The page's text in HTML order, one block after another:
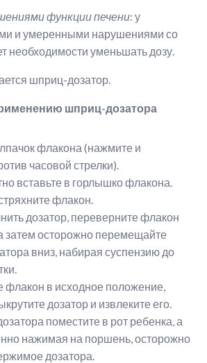
функции печени: у
и умеренными нарушениями со
необходимости уменьшать дозу.
шприц-дозатор.
шприц-дозатора
флакона (нажмите и
часовой стрелки).
вставьте в горлышко флакона.
флакон.
дозатор, переверните флакон
затем осторожно перемещайте
вниз, набирая суспензию до
флакон в исходное положение,
дозатор и извлеките его.
поместите в рот ребенка, а
нажимая на поршень, осторожно
дозатора.